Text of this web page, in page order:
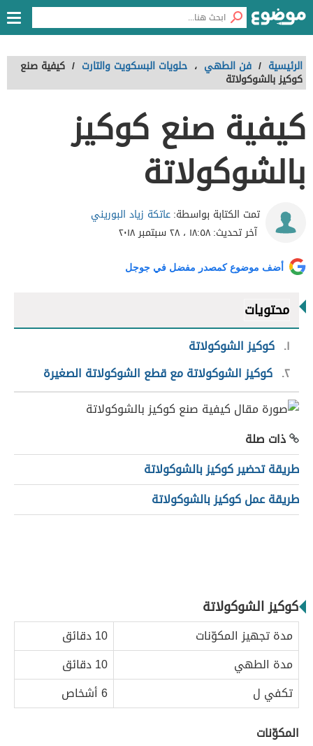
الرئيسية / فن الطهي ، حلويات البسكويت والتارت / كيفية صنع
كوكيز بالشوكولاتة
كيفية صنع كوكيز
بالشوكولاتة
تمت الكتابة بواسطة:عاتكة زياد البوريني
آخر تحديث:١٨:٥٨ ، ٢٨ سبتمبر ٢٠١٨
أضف موضوع كمصدر مفضل في جوجل
محتويات
١ كوكيز الشوكولاتة
٢ كوكيز الشوكولاتة مع قطع الشوكولاتة الصغيرة
ذات صلة
طريقة تحضير كوكيز بالشوكولاتة
طريقة عمل كوكيز بالشوكولاتة
كوكيز الشوكولاتة
مدة تجهيز المكوّنات
10 دقائق
مدة الطهي
10 دقائق
تكفي ل
6 أشخاص
المكوّنات